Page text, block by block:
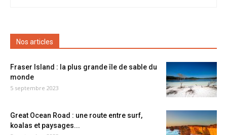
amis
Nos articles
Fraser Island : la plus grande île de sable du
monde
5 septembre 2023
Great Ocean Road : une route entre surf,
koalas et paysages...